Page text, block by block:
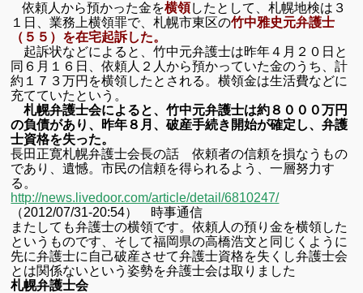
依頼人から預かった金を横領したとして、札幌地検は３
１日、業務上横領罪で、札幌市東区の竹中雅史元弁護士
（５５）を在宅起訴した。
起訴状などによると、竹中元弁護士は昨年４月２０日と
同６月１６日、依頼人２人から預かっていた金のうち、計
約１７３万円を横領したとされる。横領金は生活費などに
充てていたという。
札幌弁護士会によると、竹中元弁護士は約８０００万円
の負債があり、昨年８月、破産手続き開始が確定し、弁護
士資格を失った。
長田正寛札幌弁護士会長の話 依頼者の信頼を損なうもの
であり、遺憾。市民の信頼を得られるよう、一層努力す
る。
http://news.livedoor.com/article/detail/6810247/
（2012/07/31-20:54） 時事通信
またしても弁護士の横領です。依頼人の預り金を横領した
というものです、 そして福岡県の高橋浩文と同じくように
先に弁護士に自己破産させて弁護士資格を失くし弁護士会
とは関係ないという姿勢を弁護士会は取りました
札幌弁護士会